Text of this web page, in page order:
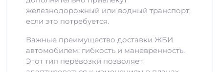
железнодорожный или водный транспорт,
если это потребуется.
Важные преимущество доставки ЖБИ
автомобилем: гибкость и маневренность.
Этот тип перевозки позволяет